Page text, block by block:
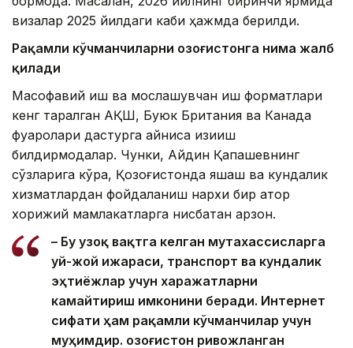
визалар 2025 йилдаги каби ҳажмда берилди.
Рақамли кўчманчиларни Қозоғистонга нима жалб
қилади
Масофавий иш ва мослашувчан иш форматлари
кенг тарқалган АҚШ, Буюк Британия ва Канада
фуқаролари дастурга айниқса қизиқиш
билдирмоқдалар. Чунки, Айдин Қапашевнинг
сўзларига кўра, Қозоғистонда яшаш ва кундалик
хизматлардан фойдаланиш нархи бир қатор
хорижий мамлакатларга нисбатан арзон.
– Бу узоқ вақтга келган мутахассисларга
уй-жой ижараси, транспорт ва кундалик
эҳтиёжлар учун харажатларни
камайтириш имконини беради. Интернет
сифати ҳам рақамли кўчманчилар учун
муҳимдир. Қозоғистон ривожланган